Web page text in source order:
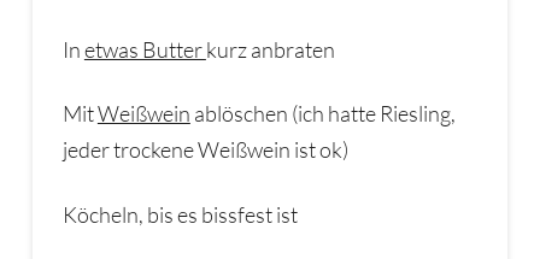
Inetwas Butterkurz anbraten
MitWeißwein ablöschen (ich hatte Riesling,
jeder trockene Weißwein ist ok)
Köcheln, bis es bissfest ist